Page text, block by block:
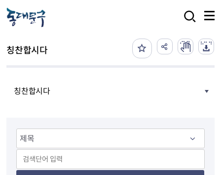
칭찬합시다
칭찬합시다